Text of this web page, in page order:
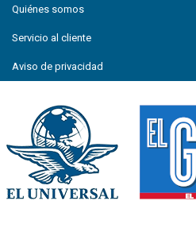
Quiénes somos
Servicio al cliente
Aviso de privacidad